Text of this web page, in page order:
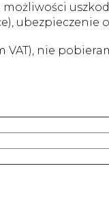
ubezpieczenie
nie